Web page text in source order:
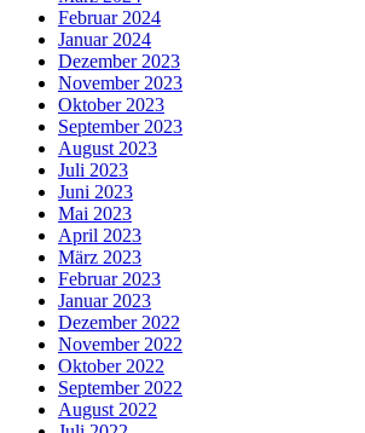
Februar 2024
Januar 2024
Dezember 2023
November 2023
Oktober 2023
September 2023
August 2023
Juli 2023
Juni 2023
Mai 2023
April 2023
März 2023
Februar 2023
Januar 2023
Dezember 2022
November 2022
Oktober 2022
September 2022
August 2022